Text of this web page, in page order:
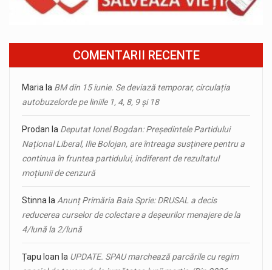
COMENTARII RECENTE
Maria la BM din 15 iunie. Se deviază temporar, circulația
autobuzelorde pe liniile 1, 4, 8, 9 și 18
Prodan la Deputat Ionel Bogdan: Președintele Partidului
Național Liberal, Ilie Bolojan, are întreaga susținere pentru a
continua în fruntea partidului, indiferent de rezultatul
moțiunii de cenzură
Stinna la Anunț Primăria Baia Sprie: DRUSAL a decis
reducerea curselor de colectare a deșeurilor menajere de la
4/lună la 2/lună
Țapu Ioan la UPDATE. SPAU marchează parcările cu regim